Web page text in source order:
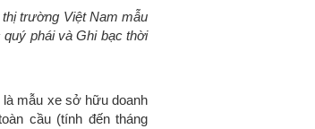
trường Việt Nam mẫu
phái và Ghi bạc thời
mẫu xe sở hữu doanh
cầu (tính đến tháng